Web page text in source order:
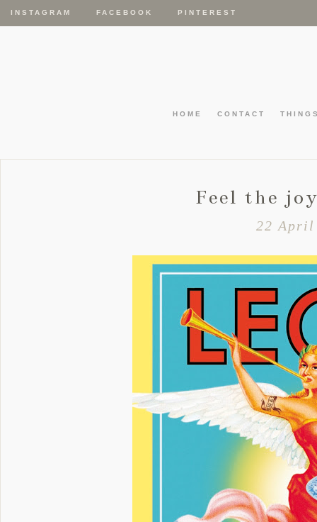
INSTAGRAM FACEBOOK PINTEREST
HOME CONTACT
Feel the
22 April